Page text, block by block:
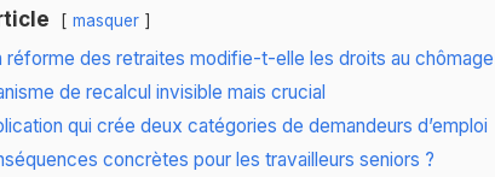
masquer
réforme des retraites modifie-t-elle les droits au
de recalcul invisible mais crucial
qui crée deux catégories de demandeurs d’emploi
concrètes pour les travailleurs seniors ?